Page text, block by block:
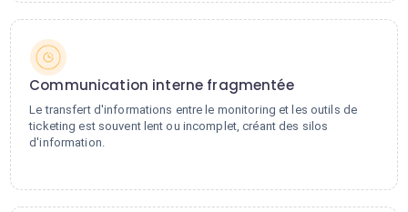
Communication interne fragmentée
Le transfert d'informations entre le monitoring et les outils de
ticketing est souvent lent ou incomplet, créant des silos
d'information.